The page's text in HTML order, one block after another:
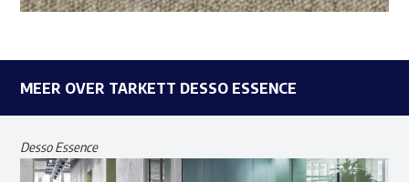
MEER OVER TARKETT DESSO ESSENCE
Desso Essence